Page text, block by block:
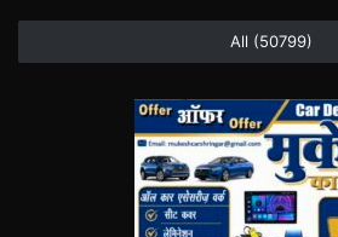
All (50799)